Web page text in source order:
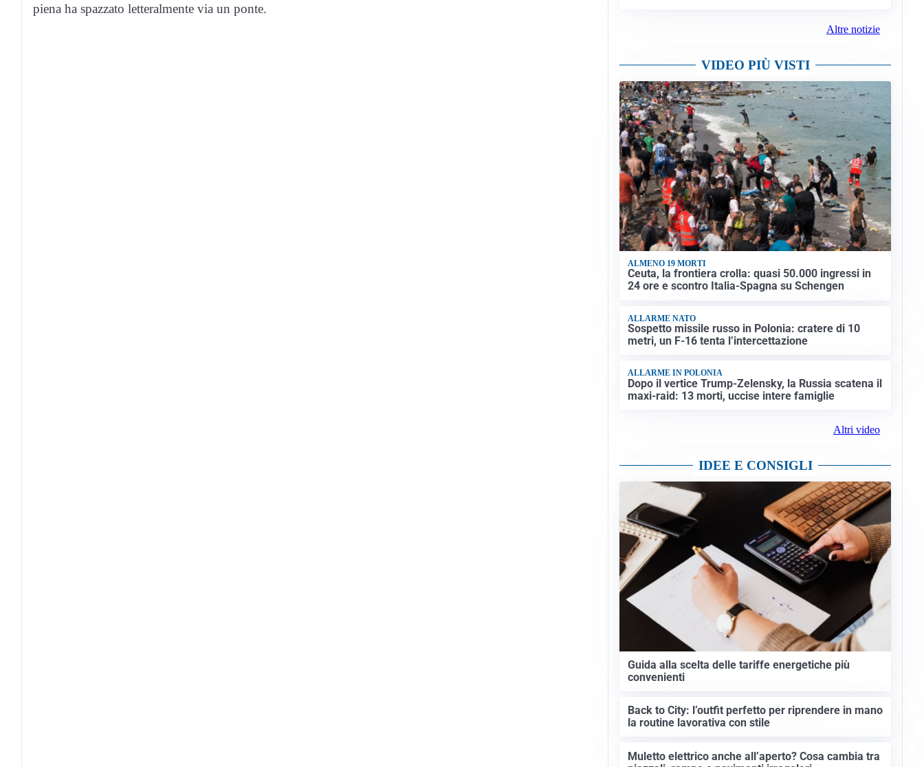
piena ha spazzato letteralmente via un ponte.
Cristante rilancia la Roma: “Vogliamo crescere
VIDEO PIÙ VISTI
Ceuta, la frontiera crolla: quasi 50.000 ingressi in
24 ore e scontro Italia-Spagna su Schengen
Sospetto missile russo in Polonia: cratere di 10
metri, un F-16 tenta l’intercettazione
Dopo il vertice Trump-Zelensky, la Russia scatena il
maxi-raid: 13 morti, uccise intere famiglie
IDEE E CONSIGLI
Guida alla scelta delle tariffe energetiche più
convenienti
Back to City: l’outfit perfetto per riprendere in mano
la routine lavorativa con stile